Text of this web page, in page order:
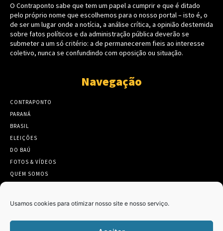
Usamos cookies para otimizar nosso site e nosso serviço.
O Contraponto sabe que tem um papel a cumprir e que é ditado
pelo próprio nome que escolhemos para o nosso portal – isto é, o
de ser um lugar onde a notícia, a análise crítica, a opinião destemida
sobre fatos políticos e da administração pública deverão se
submeter a um só critério: a de permanecerem fieis ao interesse
coletivo, nunca se confundindo com oposição ou situação.
Navegação
CONTRAPONTO
PARANÁ
BRASIL
ELEIÇÕES
DO BAÚ
FOTOS & VÍDEOS
QUEM SOMOS